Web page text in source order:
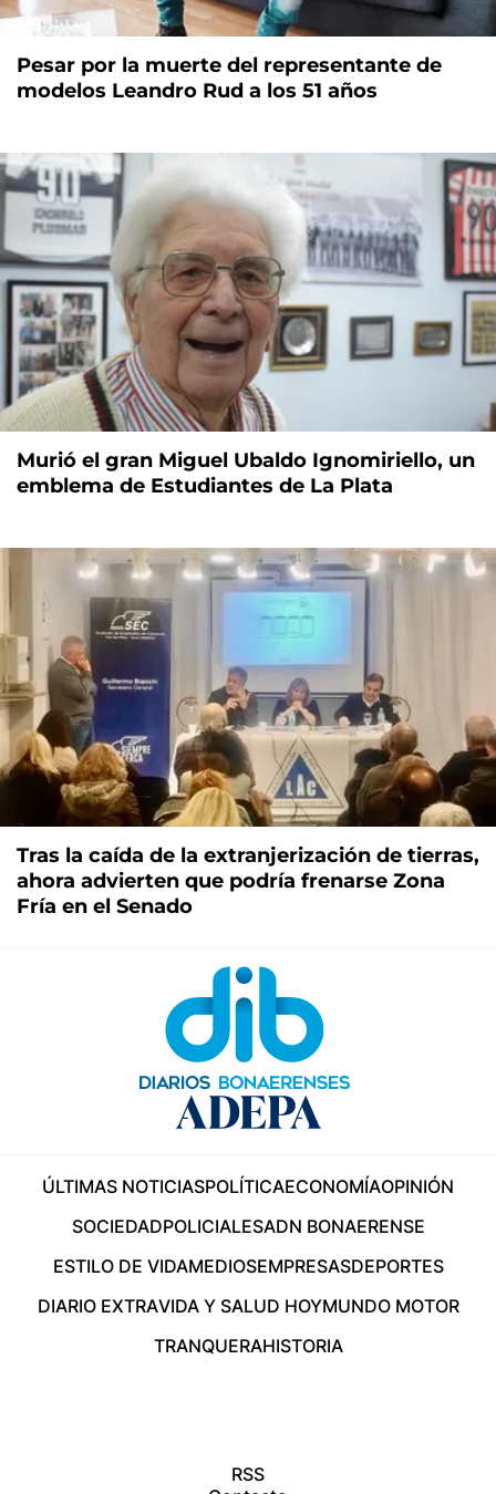
Pesar por la muerte del representante de
modelos Leandro Rud a los 51 años
Murió el gran Miguel Ubaldo Ignomiriello, un
emblema de Estudiantes de La Plata
Tras la caída de la extranjerización de tierras,
ahora advierten que podría frenarse Zona
Fría en el Senado
ÚLTIMAS NOTICIASPOLÍTICAECONOMÍAOPINIÓN
SOCIEDADPOLICIALESADN BONAERENSE
ESTILO DE VIDAMEDIOSEMPRESASDEPORTES
DIARIO EXTRAVIDA Y SALUD HOYMUNDO MOTOR
TRANQUERAHISTORIA
RSS